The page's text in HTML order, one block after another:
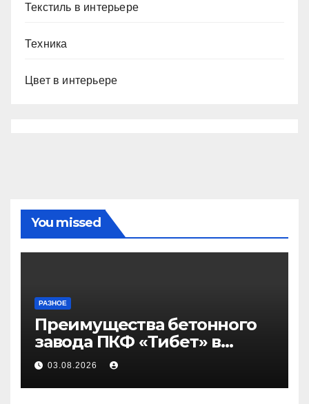
Текстиль в интерьере
Техника
Цвет в интерьере
You missed
РАЗНОЕ
Преимущества бетонного
завода ПКФ «Тибет» в
Волгограде и Волжском
03.08.2026